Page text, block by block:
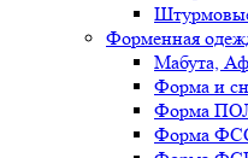
Форменная
Мабута,
Форма и
Форма
Форма